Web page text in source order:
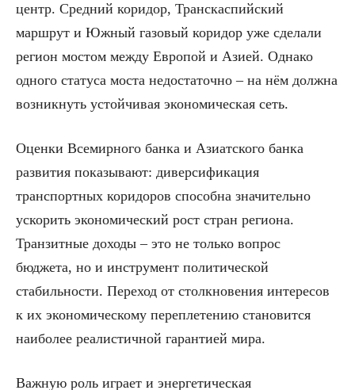
центр. Средний коридор, Транскаспийский
маршрут и Южный газовый коридор уже сделали
регион мостом между Европой и Азией. Однако
одного статуса моста недостаточно – на нём должна
возникнуть устойчивая экономическая сеть.
Оценки Всемирного банка и Азиатского банка
развития показывают: диверсификация
транспортных коридоров способна значительно
ускорить экономический рост стран региона.
Транзитные доходы – это не только вопрос
бюджета, но и инструмент политической
стабильности. Переход от столкновения интересов
к их экономическому переплетению становится
наиболее реалистичной гарантией мира.
Важную роль играет и энергетическая